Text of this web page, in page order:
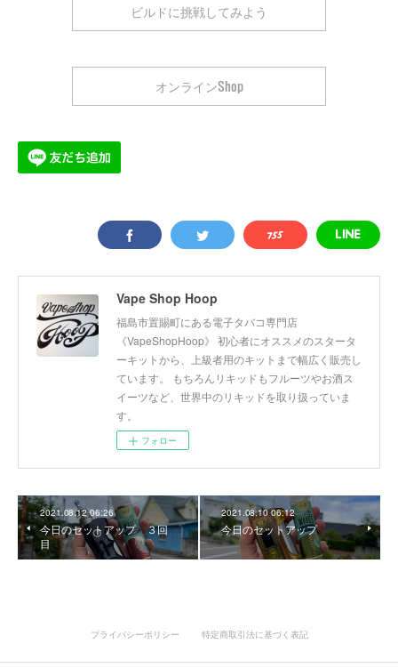
ビルドに挑戦してみよう
オンラインShop
Vape Shop Hoop
福島市置賜町にある電子タバコ専門店
《VapeShopHoop》 初心者にオススメのスタータ
ーキットから、上級者用のキットまで幅広く販売し
ています。 もちろんリキッドもフルーツやお酒ス
イーツなど、世界中のリキッドを取り扱っていま
す。
フォロー
2021.08.12 06:26
今日のセットアップ ３回
目
2021.08.10 06:12
今日のセットアップ
プライバシーポリシー 特定商取引法に基づく表記